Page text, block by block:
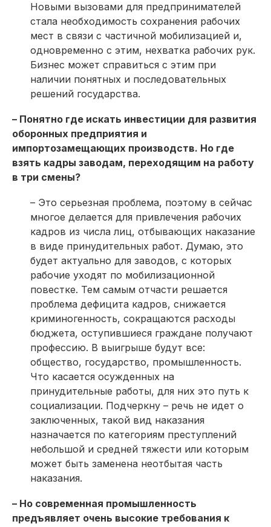
Новыми вызовами для предпринимателей
стала необходимость сохранения рабочих
мест в связи с частичной мобилизацией и,
одновременно с этим, нехватка рабочих рук.
Бизнес может справиться с этим при
наличии понятных и последовательных
решений государства.
– Понятно где искать инвестиции для развития
оборонных предприятия и
импортозамещающих производств. Но где
взять кадры заводам, переходящим на работу
в три смены?
– Это серьезная проблема, поэтому в сейчас
многое делается для привлечения рабочих
кадров из числа лиц, отбывающих наказание
в виде принудительных работ. Думаю, это
будет актуально для заводов, с которых
рабочие уходят по мобилизационной
повестке. Тем самым отчасти решается
проблема дефицита кадров, снижается
криминогенность, сокращаются расходы
бюджета, оступившиеся граждане получают
профессию. В выигрыше будут все:
общество, государство, промышленность.
Что касается осужденных на
принудительные работы, для них это путь к
социализации. Подчеркну – речь не идет о
заключенных, такой вид наказания
назначается по категориям преступлений
небольшой и средней тяжести или которым
может быть заменена неотбытая часть
наказания.
– Но современная промышленность
предъявляет очень высокие требования к